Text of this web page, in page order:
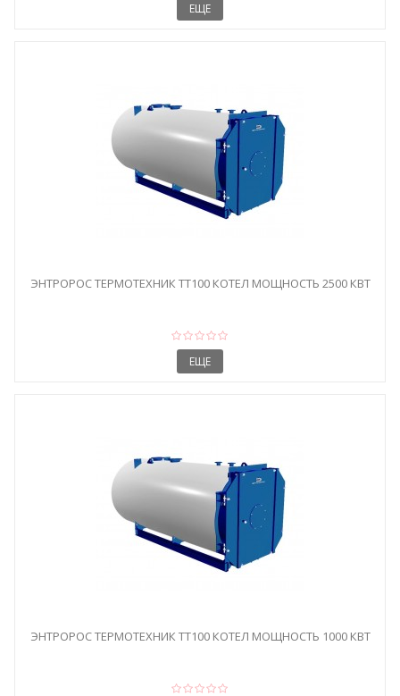
ЕЩЕ
ЭНТРОРОС ТЕРМОТЕХНИК ТТ100 КОТЕЛ МОЩНОСТЬ 2500 КВТ
ЕЩЕ
ЭНТРОРОС ТЕРМОТЕХНИК ТТ100 КОТЕЛ МОЩНОСТЬ 1000 КВТ